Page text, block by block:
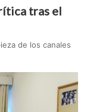
tras el
de los canales